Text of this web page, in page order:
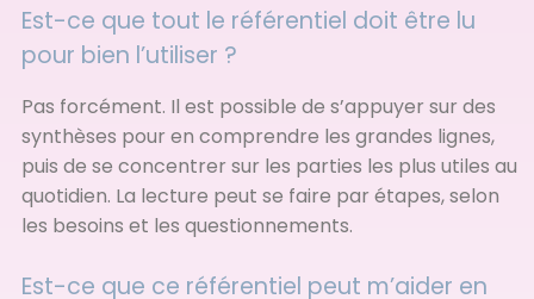
Est-ce que tout le référentiel doit être lu
pour bien l’utiliser ?
Pas forcément. Il est possible de s’appuyer sur des
synthèses pour en comprendre les grandes lignes,
puis de se concentrer sur les parties les plus utiles au
quotidien. La lecture peut se faire par étapes, selon
les besoins et les questionnements.
Est-ce que ce référentiel peut m’aider en